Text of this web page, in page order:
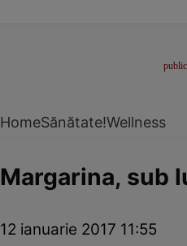
HomeSănătate!Wellness
Margarina, sub
12 ianuarie 2017 11:55